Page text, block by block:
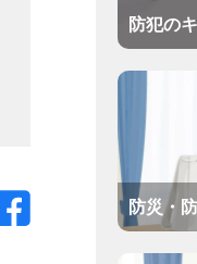
防犯の
防災・